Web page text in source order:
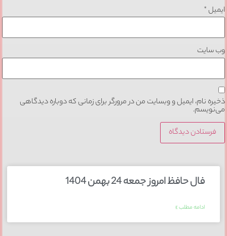
ایمیل*
وب‌ سایت
ذخیره نام، ایمیل و وبسایت من در مرورگر برای زمانی که دوباره دیدگاهی
می‌نویسم.
فال حافظ امروز جمعه 24 بهمن 1404
ادامه مطلب »